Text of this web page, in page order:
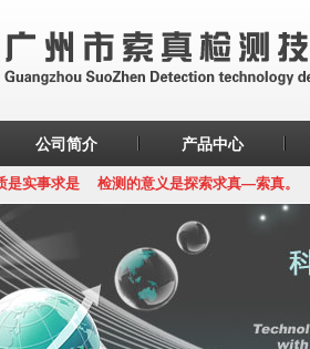
公司简介 产品中心
是实事求是 检测的意义是探索求真—索真。